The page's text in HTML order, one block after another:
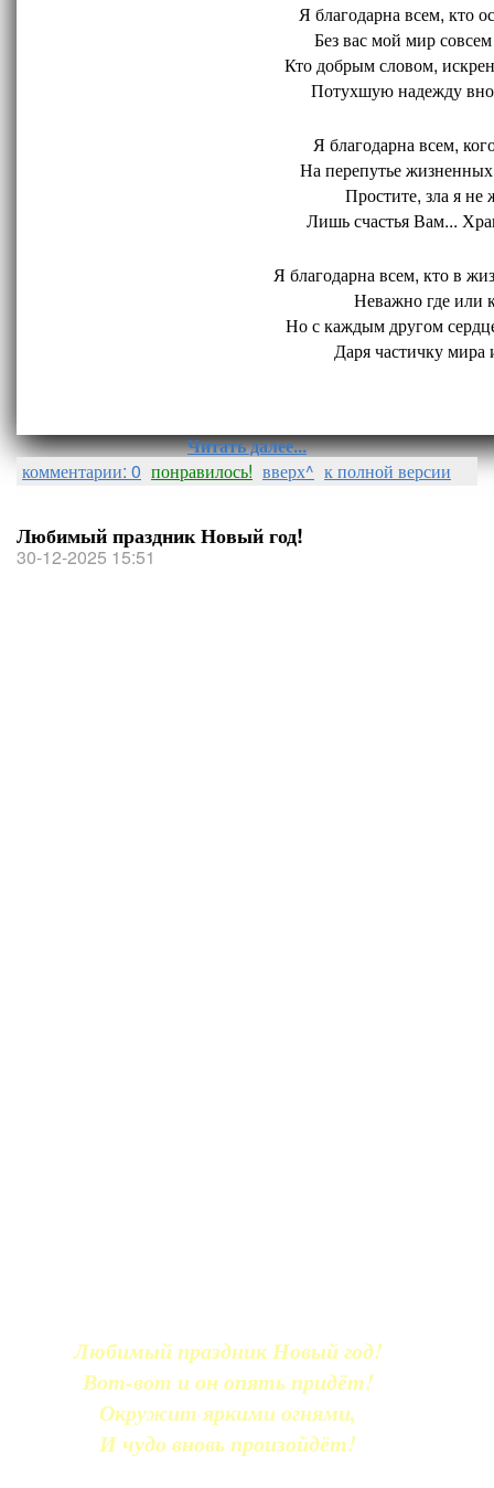
Я благодарна всем, кто
Без вас мой мир
Кто добрым словом,
Потухшую надежду
Я благодарна всем,
На перепутье
Простите, зла я не
Лишь счастья Вам...
Я благодарна всем, кто в
Неважно где или
Но с каждым другом
Даря частичку мира
Читать далее...
комментарии: 0 понравилось! вверх^ к полной версии
Любимый праздник Новый год!
30-12-2025 15:51
Любимый праздник Новый год!
Вот-вот и он опять придёт!
Окружит яркими огнями,
И чудо вновь произойдёт!